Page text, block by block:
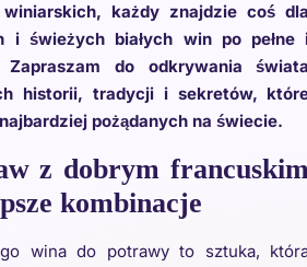
każdy znajdzie coś
i świeżych białych win po pełne
Zapraszam do odkrywania
historii, tradycji i sekretów,
pożądanych na świecie.
z dobrym
kombinacje
wina do potrawy to sztuka,